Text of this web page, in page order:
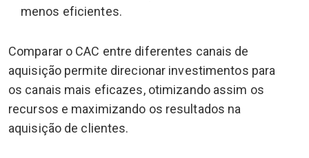
menos eficientes.
Comparar o CAC entre diferentes canais de
aquisição permite direcionar investimentos para
os canais mais eficazes, otimizando assim os
recursos e maximizando os resultados na
aquisição de clientes.